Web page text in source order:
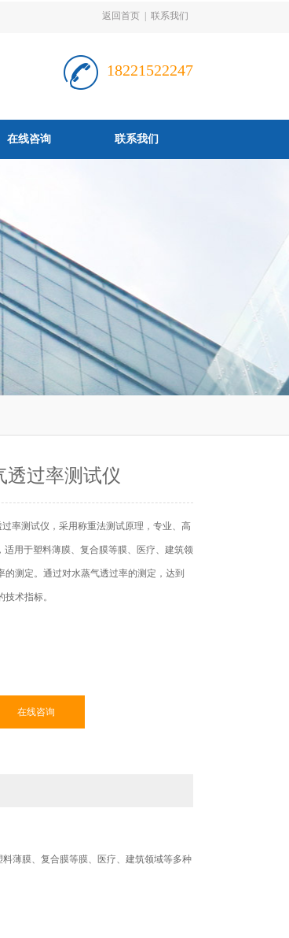
返回首页 联系我们
18221522247
在线咨询 联系我们
透过率测试仪
过率测试仪，采用称重法测试原理，专业、高
适用于塑料薄膜、复合膜等膜、医疗、建筑领
的测定。通过对水蒸气透过率的测定，达到
术指标。
在线咨询
薄膜、复合膜等膜、医疗、建筑领域等多种